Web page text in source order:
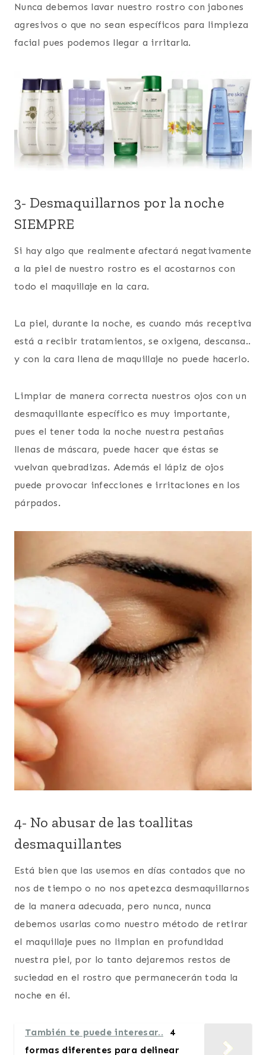
Nunca debemos lavar nuestro rostro con jabones
agresivos o que no sean específicos para limpieza
facial pues podemos llegar a irritarla.
3- Desmaquillarnos por la noche
SIEMPRE
Si hay algo que realmente afectará negativamente
a la piel de nuestro rostro es el acostarnos con
todo el maquillaje en la cara.
La piel, durante la noche, es cuando más receptiva
está a recibir tratamientos, se oxigena, descansa..
y con la cara llena de maquillaje no puede hacerlo.
Limpiar de manera correcta nuestros ojos con un
desmaquillante específico es muy importante,
pues el tener toda la noche nuestra pestañas
llenas de máscara, puede hacer que éstas se
vuelvan quebradizas. Además el lápiz de ojos
puede provocar infecciones e irritaciones en los
párpados.
4- No abusar de las toallitas
desmaquillantes
Está bien que las usemos en días contados que no
nos de tiempo o no nos apetezca desmaquillarnos
de la manera adecuada, pero nunca, nunca
debemos usarlas como nuestro método de retirar
el maquillaje pues no limpian en profundidad
nuestra piel, por lo tanto dejaremos restos de
suciedad en el rostro que permanecerán toda la
noche en él.
También te puede interesar..
4
formas diferentes para delinear